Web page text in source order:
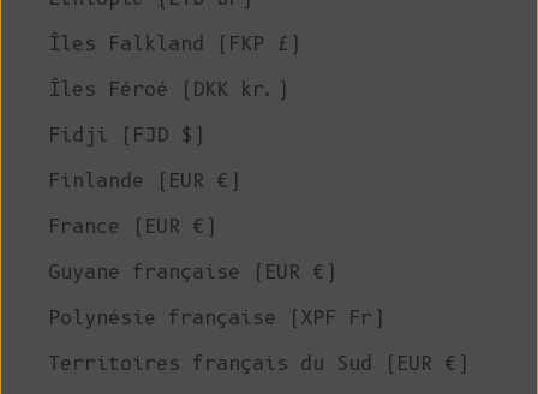
Îles Falkland (FKP £)
Îles Féroé (DKK kr.)
Fidji (FJD $)
Finlande (EUR €)
France (EUR €)
Guyane française (EUR €)
Polynésie française (XPF Fr)
Territoires français du Sud (EUR €)